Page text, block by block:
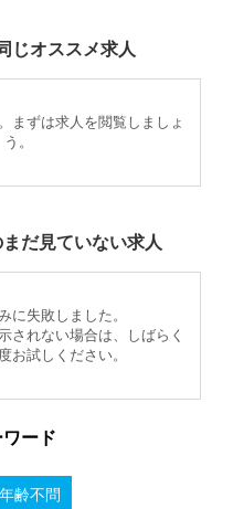
じオススメ求人
まずは求人を閲覧しましょ
う。
だ見ていない求人
に失敗しました。
されない場合は、しばらく
お試しください。
ード
年齢不問